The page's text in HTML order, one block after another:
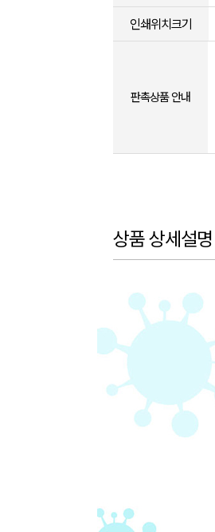
인쇄위치크기
판촉상품 안내
상품 상세설명